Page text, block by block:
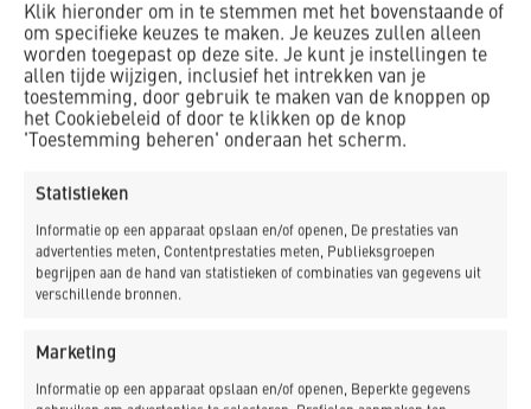
Klik hieronder om in te stemmen met het bovenstaande of
om specifieke keuzes te maken. Je keuzes zullen alleen
worden toegepast op deze site. Je kunt je instellingen te
allen tijde wijzigen, inclusief het intrekken van je
toestemming, door gebruik te maken van de knoppen op
het Cookiebeleid of door te klikken op de knop
'Toestemming beheren' onderaan het scherm.
Statistieken
Informatie op een apparaat opslaan en/of openen, De prestaties van
advertenties meten, Contentprestaties meten, Publieksgroepen
begrijpen aan de hand van statistieken of combinaties van gegevens uit
verschillende bronnen.
Marketing
Informatie op een apparaat opslaan en/of openen, Beperkte gegevens
bepalen en kleine aftakkingen in de vorm van
fietspaden, wandelroutes en groenzones. K_Dekker
heeft opdracht gekregen om in deze ‘dorpse’
woonwijk de verbindingen te leggen door in totaal
tien nieuwe verkeersbruggen te realiseren.
NIEUWSBRIEF